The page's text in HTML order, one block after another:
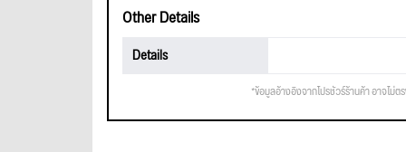
Other Details
Details
*ข้อมูลอ้างอิงจากโปรชัวร์ร้านค้า อาจไม่